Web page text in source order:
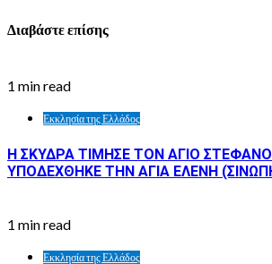
Διαβάστε επίσης
1 min read
Εκκλησία της Ελλάδος
Η ΣΚΥΔΡΑ ΤΙΜΗΣΕ ΤΟΝ ΑΓΙΟ ΣΤΕΦΑΝΟ
ΥΠΟΔΕΧΘΗΚΕ ΤΗΝ ΑΓΙΑ ΕΛΕΝΗ
1 min read
Εκκλησία της Ελλάδος